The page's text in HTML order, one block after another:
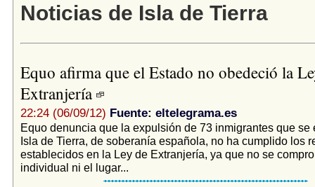
Noticias de Isla de Tierra
Equo afirma que el Estado no obedeció la
Extranjería
22:24 (06/09/12) Fuente: eltelegrama.es
Equo denuncia que la expulsión de 73 inmigrantes que se
Isla de Tierra, de soberanía española, no ha cumplido los
establecidos en la Ley de Extranjería, ya que no se
individual ni el lugar...